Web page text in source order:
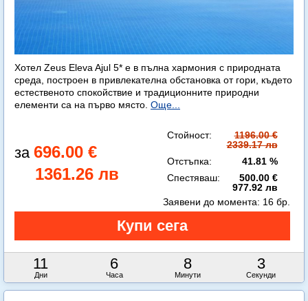
Хотел Zeus Eleva Ajul 5* е в пълна хармония с природната
среда, построен в привлекателна обстановка от гори, където
естественото спокойствие и традиционните природни
елементи са на първо място. Още...
696.00 €
1361.26 лв
Стойност:
1196.00 €
2339.17 лв
Отстъпка:
41.81 %
Спестяваш:
500.00 €
977.92 лв
11
Дни
6
Часа
8
Минути
0
Секунди
Заявени до момента: 16 бр.